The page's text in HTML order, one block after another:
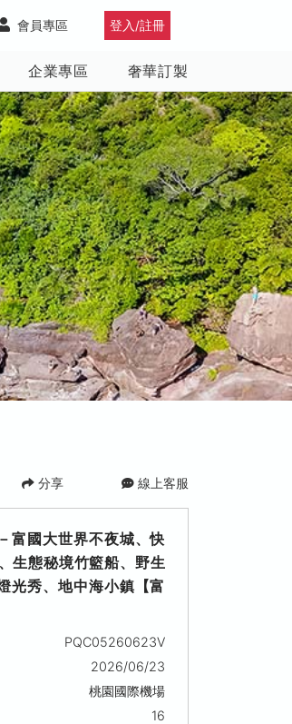
登入/註冊
會員專區
企業專區 奢華訂製
分享 線上客服
富國大世界不夜城、快
生態秘境竹籃船、野生
光秀、地中海小鎮【富
PQC05260623V
2026/06/23
桃園國際機場
16